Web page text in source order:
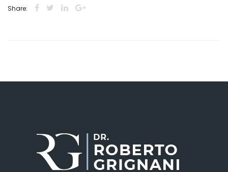
Share: